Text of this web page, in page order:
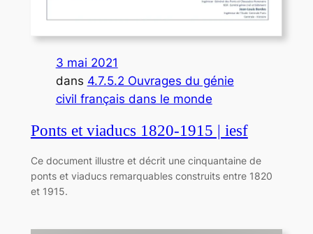
3 mai 2021
dans 4.7.5.2 Ouvrages du génie
civil français dans le monde
Ponts et viaducs 1820-1915 | iesf
Ce document illustre et décrit une cinquantaine de
ponts et viaducs remarquables construits entre 1820
et 1915.